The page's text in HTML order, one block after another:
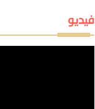
فيديو